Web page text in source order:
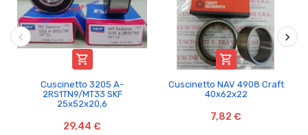

Cuscinetto 3205 A-
2RS1TN9/MT33 SKF
25x52x20,6
29,44 €

Cuscinetto NAV 4908 Craft
40x62x22
7,82 €